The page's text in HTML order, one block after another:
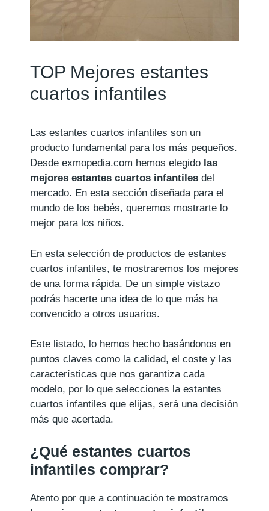
TOP Mejores estantes
cuartos infantiles
Las estantes cuartos infantiles son un
producto fundamental para los más pequeños.
Desde exmopedia.com hemos elegido las
mejores estantes cuartos infantiles del
mercado. En esta sección diseñada para el
mundo de los bebés, queremos mostrarte lo
mejor para los niños.
En esta selección de productos de estantes
cuartos infantiles, te mostraremos los mejores
de una forma rápida. De un simple vistazo
podrás hacerte una idea de lo que más ha
convencido a otros usuarios.
Este listado, lo hemos hecho basándonos en
puntos claves como la calidad, el coste y las
características que nos garantiza cada
modelo, por lo que selecciones la estantes
cuartos infantiles que elijas, será una decisión
más que acertada.
¿Qué estantes cuartos
infantiles comprar?
Atento por que a continuación te mostramos